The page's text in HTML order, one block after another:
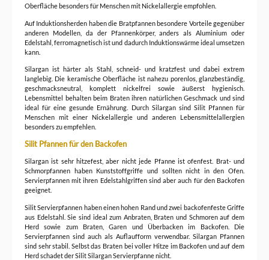
Oberfläche besonders für Menschen mit Nickelallergie empfohlen.
Auf Induktionsherden haben die Bratpfannen besondere Vorteile gegenüber
anderen Modellen, da der Pfannenkörper, anders als Aluminium oder
Edelstahl, ferromagnetisch ist und dadurch Induktionswärme ideal umsetzen
kann.
Silargan ist härter als Stahl, schneid- und kratzfest und dabei extrem
langlebig. Die keramische Oberfläche ist nahezu porenlos, glanzbeständig,
geschmacksneutral, komplett nickelfrei sowie äußerst hygienisch.
Lebensmittel behalten beim Braten ihren natürlichen Geschmack und sind
ideal für eine gesunde Ernährung. Durch Silargan sind Silit Pfannen für
Menschen mit einer Nickelallergie und anderen Lebensmittelallergien
besonders zu empfehlen.
Silit Pfannen für den Backofen
Silargan ist sehr hitzefest, aber nicht jede Pfanne ist ofenfest. Brat- und
Schmorpfannen haben Kunststoffgriffe und sollten nicht in den Ofen.
Servierpfannen mit ihren Edelstahlgriffen sind aber auch für den Backofen
geeignet.
Silit Servierpfannen haben einen hohen Rand und zwei backofenfeste Griffe
aus Edelstahl. Sie sind ideal zum Anbraten, Braten und Schmoren auf dem
Herd sowie zum Braten, Garen und Überbacken im Backofen. Die
Servierpfannen sind auch als Auflaufform verwendbar. Silargan Pfannen
sind sehr stabil. Selbst das Braten bei voller Hitze im Backofen und auf dem
Herd schadet der Silit Silargan Servierpfanne nicht.